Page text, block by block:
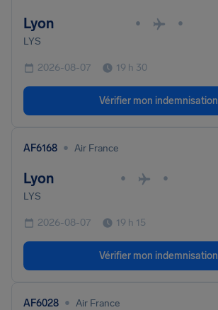
Lyon • •
LYS
2026-08-07 19 h 30
Vérifier mon indemnisation
AF6168 • Air France
Lyon • •
LYS
2026-08-07 19 h 15
Vérifier mon indemnisation
AF6028 • Air France